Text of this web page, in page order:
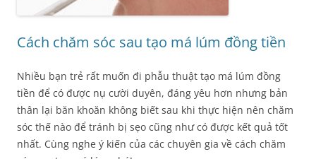
Cách chăm sóc sau tạo má lúm đồng tiền
Nhiều bạn trẻ rất muốn đi phẫu thuật tạo má lúm đồng
tiền để có được nụ cười duyên, đáng yêu hơn nhưng bản
thân lại băn khoăn không biết sau khi thực hiện nên chăm
sóc thế nào để tránh bị sẹo cũng như có được kết quả tốt
nhất. Cùng nghe ý kiến của các chuyên gia về cách chăm